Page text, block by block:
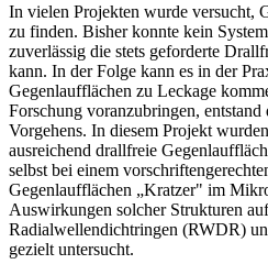
In vielen Projekten wurde versucht,
zu finden. Bisher konnte kein
zuverlässig die stets geforderte
kann. In der Folge kann es in der
Gegenlaufflächen zu Leckage
Forschung voranzubringen, entstand
Vorgehens. In diesem Projekt
ausreichend drallfreie
selbst bei einem
Gegenlaufflächen „Kratzer" im
Auswirkungen solcher Strukturen
Radialwellendichtringen (RWDR)
gezielt untersucht.